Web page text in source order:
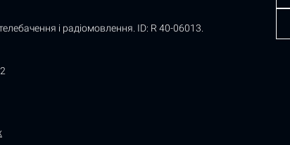
і радіомовлення. ID: R 40-06013.